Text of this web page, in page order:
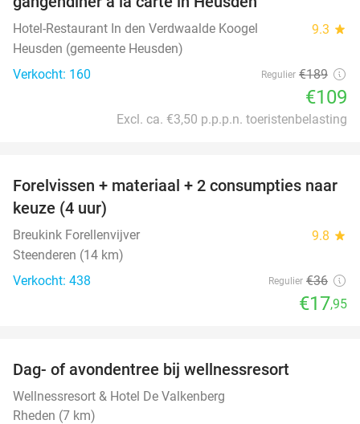
Hotel-Restaurant In den Verdwaalde Koogel 9.3 star
Heusden (gemeente Heusden)
Verkocht: 160
Regulier €189
€109
Excl. ca. €3,50 p.p.p.n. toeristenbelasting
50%
Forelvissen + materiaal + 2 consumpties naar
keuze (4 uur)
Breukink Forellenvijver 9.8 star
Steenderen (14 km)
Verkocht: 438
Regulier €36
€17,95
Dag- of avondentree bij wellnessresort
Wellnessresort & Hotel De Valkenberg
Rheden (7 km)